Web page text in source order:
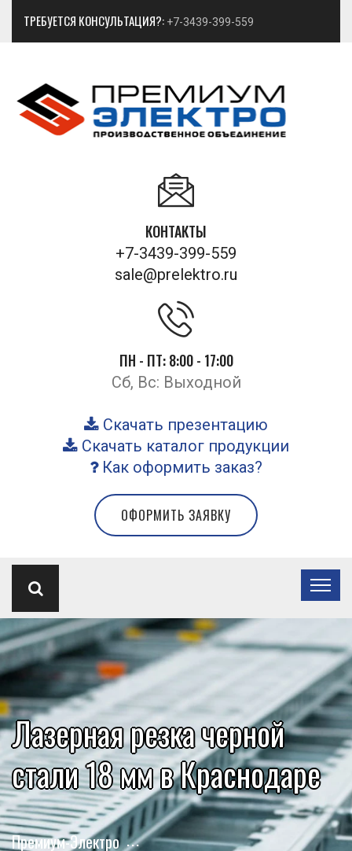
ТРЕБУЕТСЯ КОНСУЛЬТАЦИЯ?: +7-3439-399-559
КОНТАКТЫ
+7-3439-399-559
sale@prelektro.ru
ПН - ПТ: 8:00 - 17:00
Сб, Вс: Выходной
Скачать презентацию
Скачать каталог продукции
Как оформить заказ?
ОФОРМИТЬ ЗАЯВКУ
Лазерная резка черной
стали 18 мм в Краснодаре
Премиум-Электро